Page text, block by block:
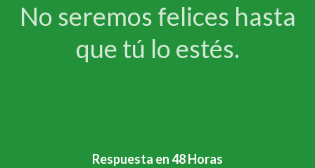
No seremos felices hasta
que tú lo estés.
Respuesta en 48 Horas